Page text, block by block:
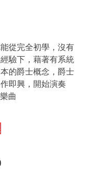
從完全初學，沒有
驗下，藉著有系統
的爵士概念，爵士
即興，開始演奏
曲